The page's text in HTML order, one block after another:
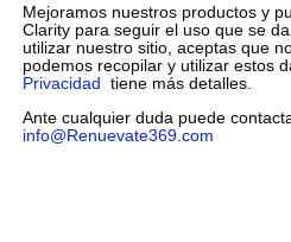
Mejoramos nuestros productos y
Clarity para seguir el uso que se
utilizar nuestro sitio, aceptas que
podemos recopilar y utilizar estos
Privacidad tiene más detalles.
Ante cualquier duda puede
info@Renuevate369.com